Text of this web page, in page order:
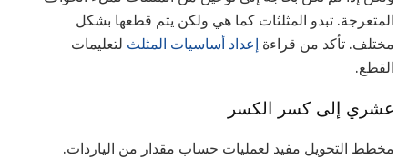
المتعرجة. تبدو المثلثات كما هي ولكن يتم قطعها بشكل
مختلف. تأكد من قراءة إعداد أساسيات المثلث لتعليمات
القطع.
عشري إلى كسر الكسر
مخطط التحويل مفيد لعمليات حساب مقدار من الياردات.